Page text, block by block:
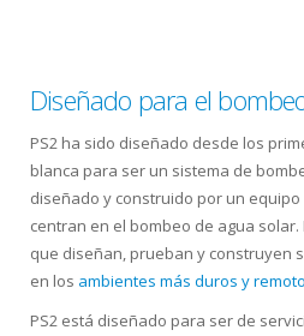
Diseñado para el
PS2 ha sido diseñado desde los
blanca para ser un sistema de
diseñado y construido por un
centran en el bombeo de agua
que diseñan, prueban y construyen
en los ambientes más duros y
PS2 está diseñado para ser de